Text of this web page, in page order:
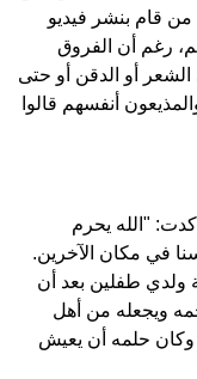
من قام بنشر فيديو
رغم أن الفروق
أو الدقن أو حتى
أنفسهم قالوا
"الله يحرم
في مكان الآخرين.
ولدي طفلين بعد أن
ويجعله من أهل
وكان حلمه أن يعيش